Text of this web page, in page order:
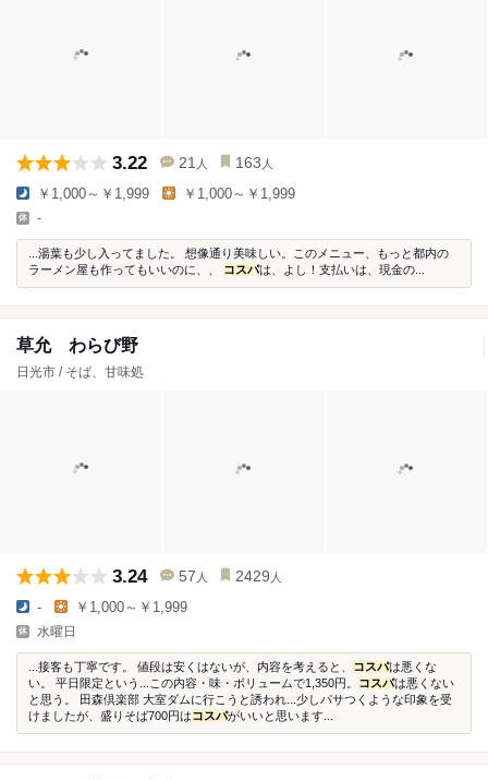
3.22 21 人 163 人
￥1,000～￥1,999 ￥1,000～￥1,999
-
...湯葉も少し入ってました。 想像通り美味しい。このメニュー、もっと都内の
ラーメン屋も作ってもいいのに、、 コスパは、よし！支払いは、現金の...
草允 わらび野
日光市 / そば、甘味処
3.24 57 人 2429 人
- ￥1,000～￥1,999
水曜日
...接客も丁寧です。 値段は安くはないが、内容を考えると、 コスパは悪くな
い。 平日限定という...この内容・味・ボリュームで1,350円。 コスパは悪くない
と思う。 田森倶楽部 大室ダムに行こうと誘われ...少しパサつくような印象を受
けましたが、盛りそば700円はコスパがいいと思います...